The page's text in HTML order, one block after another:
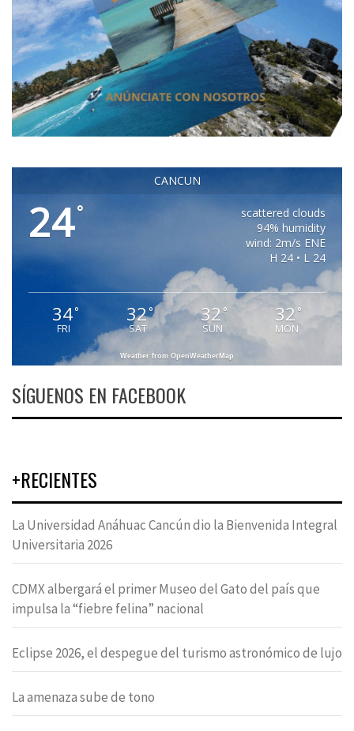
CANCUN
24°
scattered clouds
94% humidity
wind: 2m/s ENE
H 24 • L 24
34°
FRI
32°
SAT
32 °
SUN
32 °
MON
Weather from OpenWeatherMap
SÍGUENOS EN FACEBOOK
+RECIENTES
La Universidad Anáhuac Cancún dio la Bienvenida Integral
Universitaria 2026
CDMX albergará el primer Museo del Gato del país que
impulsa la “fiebre felina” nacional
Eclipse 2026, el despegue del turismo astronómico de lujo
La amenaza sube de tono